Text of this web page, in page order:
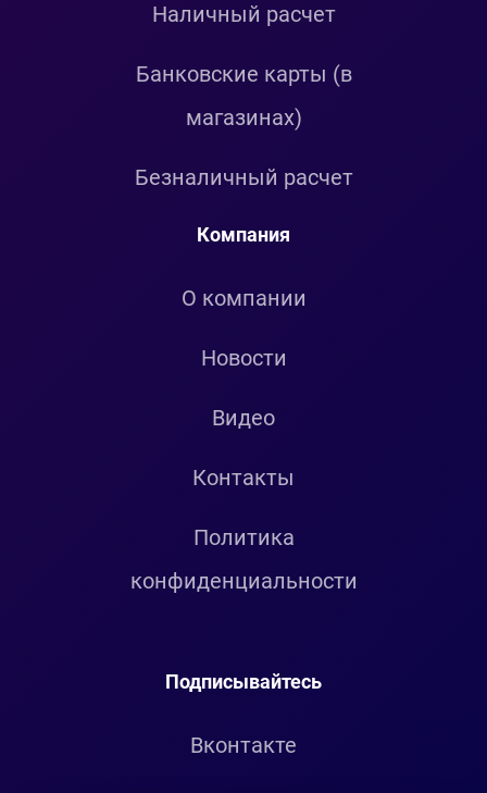
Наличный расчет
Банковские карты (в
магазинах)
Безналичный расчет
Компания
О компании
Новости
Видео
Контакты
Политика
конфиденциальности
Подписывайтесь
Вконтакте